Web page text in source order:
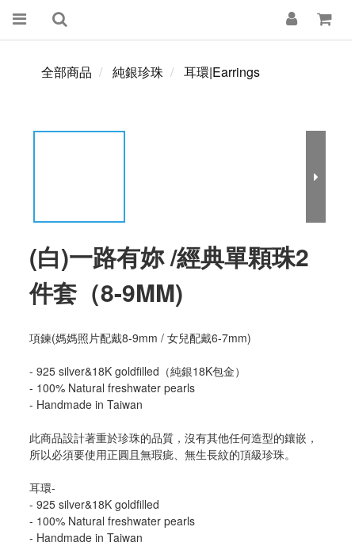
全部商品 純銀珍珠 耳環|Earrings
(白)一路有妳 /經典單顆珠2
件套（8-9MM)
項鍊(媽媽照片配戴8-9mm / 女兒配戴6-7mm)
- 925 silver&18K goldfilled（純銀18K包金）
- 100% Natural freshwater pearls
- Handmade in Taiwan
此商品設計著重於珍珠的品質，沒有其他任何造型的鑲嵌，
所以必須要使用正圓且無瑕疵、無生長紋的頂級珍珠。
耳環-
- 925 silver&18K goldfilled
- 100% Natural freshwater pearls
- Handmade in Taiwan